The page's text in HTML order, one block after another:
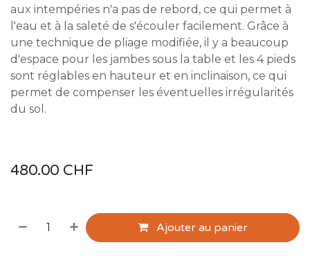
aux intempéries n'a pas de rebord, ce qui permet à
l'eau et à la saleté de s'écouler facilement. Grâce à
une technique de pliage modifiée, il y a beaucoup
d'espace pour les jambes sous la table et les 4 pieds
sont réglables en hauteur et en inclinaison, ce qui
permet de compenser les éventuelles irrégularités
du sol.
480.00 CHF
Ajouter au panier